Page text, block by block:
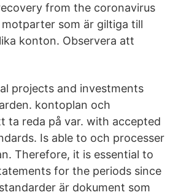
from the coronavirus
som är giltiga till
konton. Observera att
projects and investments
kontoplan och
ta reda på var. with accepted
Is able to och processer
Therefore, it is essential to
for the periods since
är dokument som